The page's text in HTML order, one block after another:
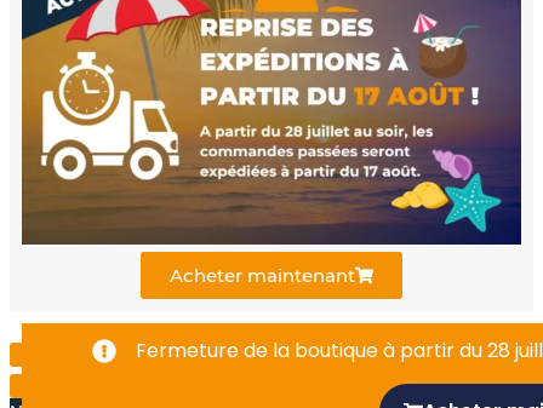
e
b
o
o
k
-
t
u
b
e
k
e
d
i
n
Acheter maintenant
Fermeture de la boutique à partir du 28